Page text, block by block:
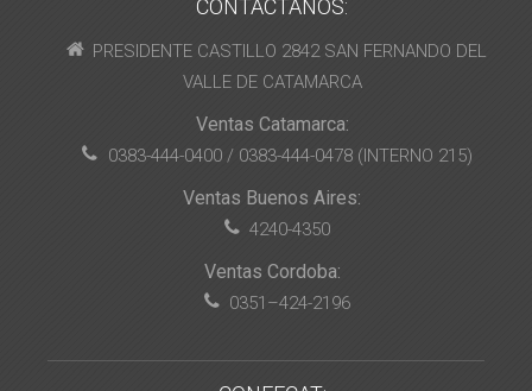
CONTACTANOS:
PRESIDENTE CASTILLO 2842 SAN FERNANDO DEL
VALLE DE CATAMARCA
Ventas Catamarca:
0383-444-0400 / 0383-444-0478 (INTERNO 215)
Ventas Buenos Aires:
4240-4350
Ventas Cordoba:
0351–424-2196